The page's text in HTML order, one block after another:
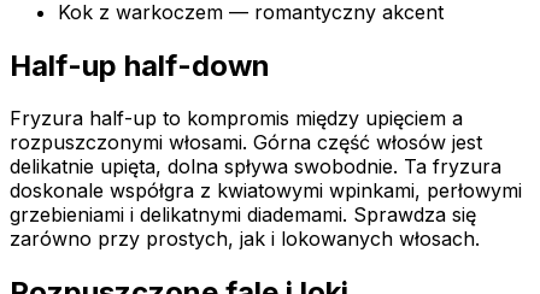
Kok z warkoczem — romantyczny akcent
Half-up half-down
Fryzura half-up to kompromis między upięciem a
rozpuszczonymi włosami. Górna część włosów jest
delikatnie upięta, dolna spływa swobodnie. Ta fryzura
doskonale współgra z kwiatowymi wpinkami, perłowymi
grzebieniami i delikatnymi diademami. Sprawdza się
zarówno przy prostych, jak i lokowanych włosach.